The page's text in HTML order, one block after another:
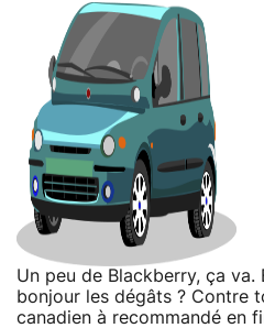
Un peu de Blackberry, ça va.
bonjour les dégâts ? Contre
canadien à recommandé en